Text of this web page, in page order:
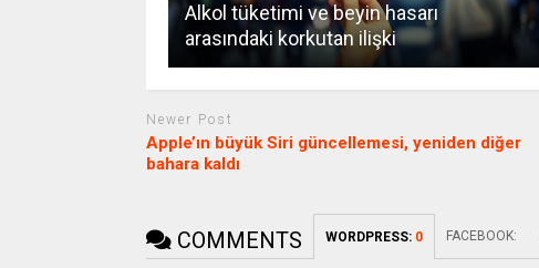
Alkol tüketimi ve beyin hasarı
arasındaki korkutan ilişki
Newer Post
Apple’ın büyük Siri güncellemesi, yeniden diğer
bahara kaldı
COMMENTS WORDPRESS: 0 FACEBOOK: